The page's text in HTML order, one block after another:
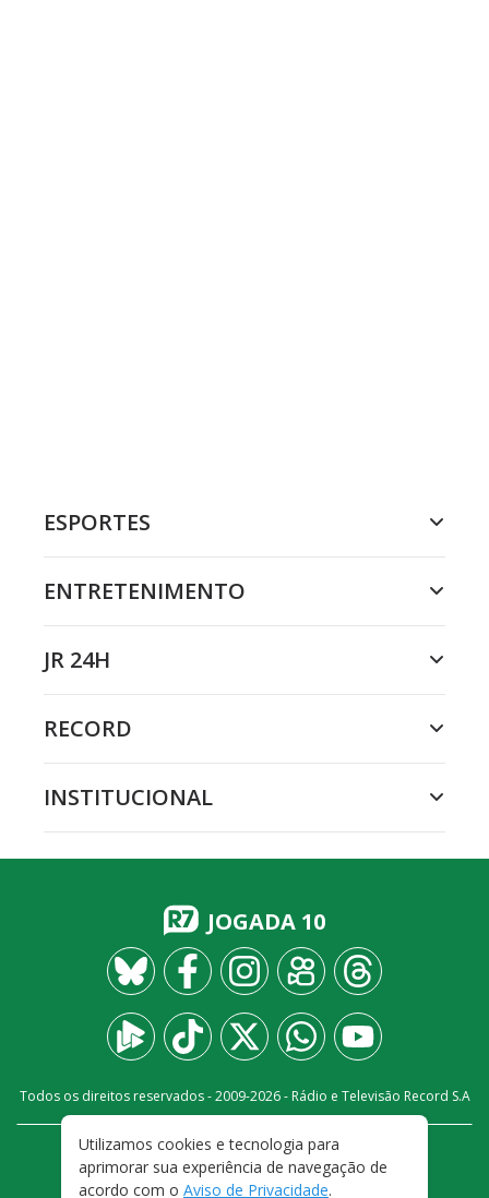
ESPORTES
ENTRETENIMENTO
JR 24H
RECORD
INSTITUCIONAL
JOGADA 10
Todos os direitos reservados - 2009-2026- Rádio e Televisão Record S.A
FALE CONOSCO
PRIVACIDADE
TERMOS E CONDIÇÕES DE USO
Utilizamos cookies e tecnologia para
aprimorar sua experiência de navegação de
acordo com o Aviso de Privacidade.